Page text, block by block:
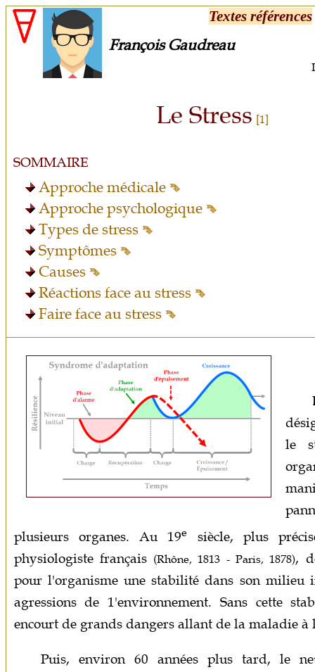
Textes références
François Gaudreau
Le Stress [1]
SOMMAIRE
Approche médicale
Approche psychologique
Types de stress
Symptômes
Causes
Réactions face au stress
Faire face au stress
le
plusieurs organes. Au 19e siècle, plus
physiologiste français (Rhône, 1813 - Paris, 1878),
pour l'organisme une stabilité dans son milieu
agressions de 1'environnement. Sans cette
encourt de grands dangers allant de la maladie à
Puis, environ 60 années plus tard, le